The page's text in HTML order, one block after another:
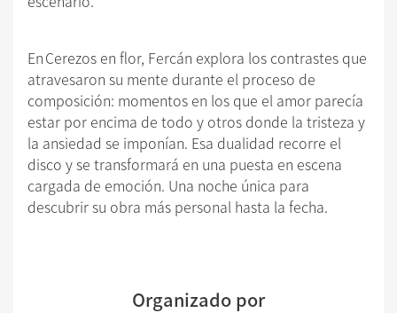
En Cerezos en flor, Fercán explora los contrastes que
atravesaron su mente durante el proceso de
composición: momentos en los que el amor parecía
estar por encima de todo y otros donde la tristeza y
la ansiedad se imponían. Esa dualidad recorre el
disco y se transformará en una puesta en escena
cargada de emoción. Una noche única para
descubrir su obra más personal hasta la fecha.
Organizado por